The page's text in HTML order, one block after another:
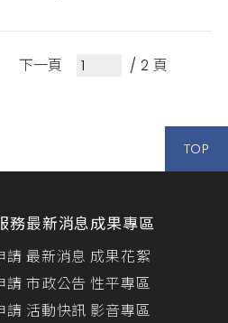
下一頁 / 2 頁
TOP
務
請
請
請
最新消息
最新消息
市政公告
活動快訊
成果專區
成果花絮
性平專區
影音專區